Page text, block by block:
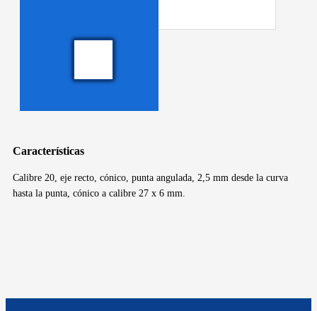
Características
Calibre 20, eje recto, cónico, punta angulada, 2,5 mm desde la curva
hasta la punta, cónico a calibre 27 x 6 mm.